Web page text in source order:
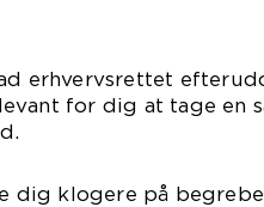
erhvervsrettet
for dig at tage en
dig klogere på